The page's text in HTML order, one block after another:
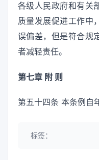
各级人民政府和有关
质量发展促进工作中
误偏差，但是符合规
者减轻责任。
第七章 附 则
第五十四条 本条例自
标签：